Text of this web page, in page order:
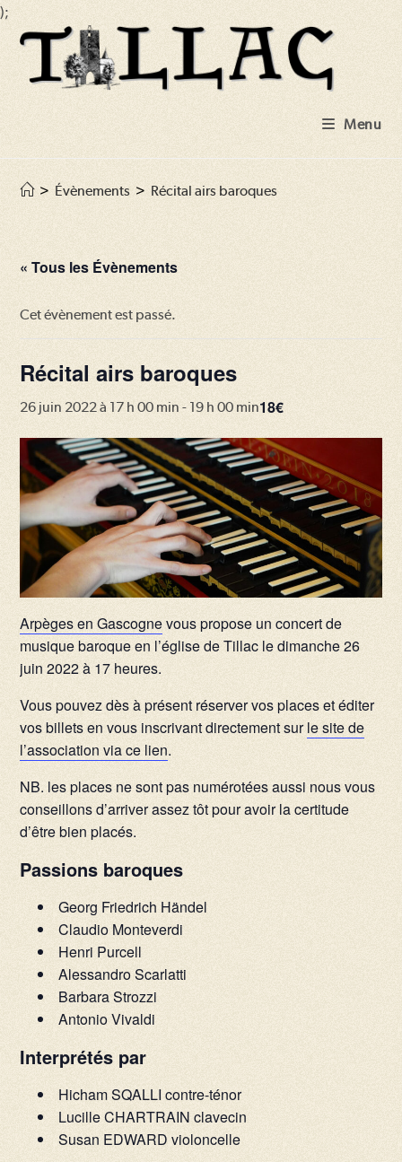
);
Skip
content
Menu
> Évènements > Récital airs baroques
« Tous les Évènements
Cet évènement est passé.
Récital airs baroques
26 juin 2022 à 17 h 00 min - 19 h 00 min18€
Arpèges en Gascognevous propose un concert de
musique baroque en l’église de Tillac le dimanche 26
juin 2022 à 17 heures.
Vous pouvez dès à présent réserver vos places et éditer
vos billets en vous inscrivant directement surle site de
l’association via ce lien.
NB. les places ne sont pas numérotées aussi nous vous
conseillons d’arriver assez tôt pour avoir la certitude
d’être bien placés.
Passions baroques
Georg Friedrich Händel
Claudio Monteverdi
Henri Purcell
Alessandro Scarlatti
Barbara Strozzi
Antonio Vivaldi
Interprétés par
Hicham SQALLI contre-ténor
Lucille CHARTRAIN clavecin
Susan EDWARD violoncelle